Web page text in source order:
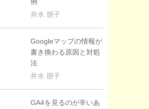
井水 朋子
Googleマップの情報が
書き換わる原因と対処
法
井水 朋子
GA4を見るのが辛いあ